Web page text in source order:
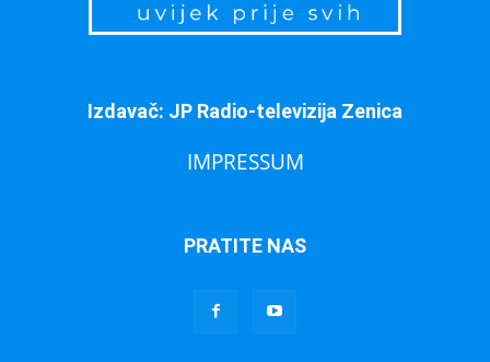
Izdavač: JP Radio-televizija Zenica
IMPRESSUM
PRATITE NAS